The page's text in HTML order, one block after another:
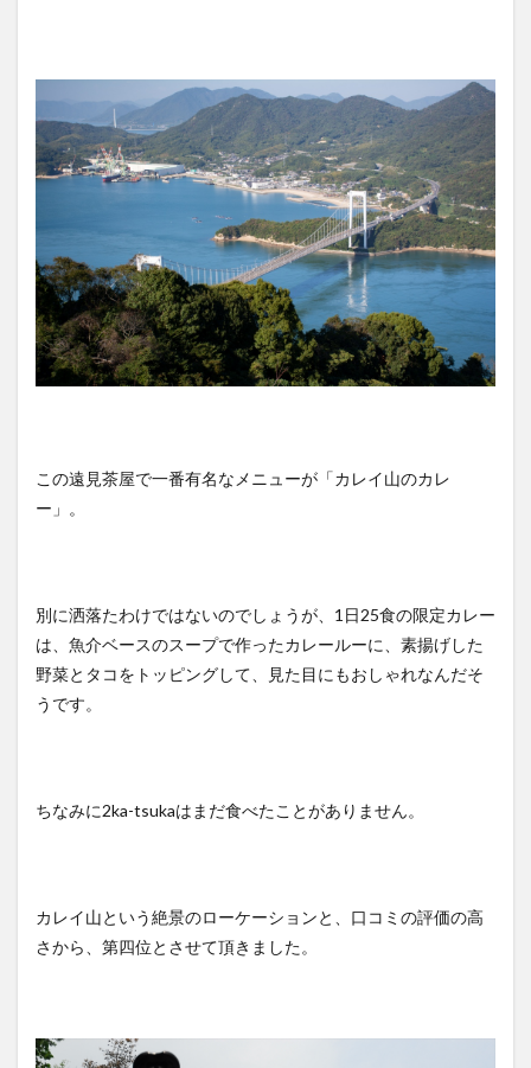
この遠見茶屋で一番有名なメニューが「カレイ山のカレ
ー」。
別に洒落たわけではないのでしょうが、1日25食の限定カレー
は、魚介ベースのスープで作ったカレールーに、素揚げした
野菜とタコをトッピングして、見た目にもおしゃれなんだそ
うです。
ちなみに2ka-tsukaはまだ食べたことがありません。
カレイ山という絶景のローケーションと、口コミの評価の高
さから、第四位とさせて頂きました。